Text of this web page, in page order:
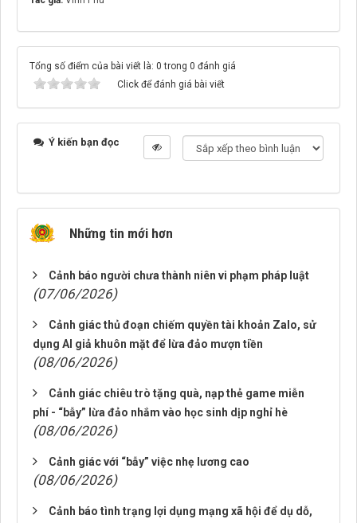
Tổng số điểm của bài viết là: 0 trong 0 đánh giá
Click để đánh giá bài viết
Ý kiến bạn đọc
Những tin mới hơn
Cảnh báo người chưa thành niên vi phạm pháp luật
(07/06/2026)
Cảnh giác thủ đoạn chiếm quyền tài khoản Zalo, sử
dụng AI giả khuôn mặt để lừa đảo mượn tiền
(08/06/2026)
Cảnh giác chiêu trò tặng quà, nạp thẻ game miễn
phí - “bẫy” lừa đảo nhắm vào học sinh dịp nghỉ hè
(08/06/2026)
Cảnh giác với “bẫy” việc nhẹ lương cao
(08/06/2026)
Cảnh báo tình trạng lợi dụng mạng xã hội để dụ dỗ,